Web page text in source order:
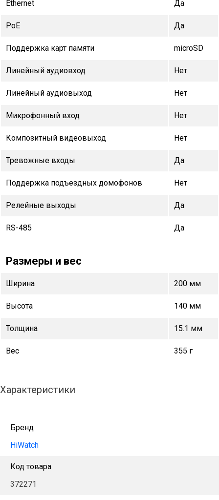
Ethernet Да
PoE Да
Поддержка карт памяти microSD
Линейный аудиовход Нет
Линейный аудиовыход Нет
Микрофонный вход Нет
Композитный видеовыход Нет
Тревожные входы Да
Поддержка подъездных домофонов Нет
Релейные выходы Да
RS-485 Да
Размеры и вес
Ширина 200 мм
Высота 140 мм
Толщина 15.1 мм
Вес 355 г
Характеристики
Бренд
HiWatch
Код товара
372271